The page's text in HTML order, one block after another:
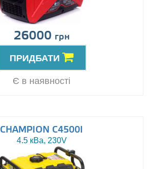
26000 грн
ПРИДБАТИ
Є в наявності
CHAMPION C4500I
4.5 кВа, 230V